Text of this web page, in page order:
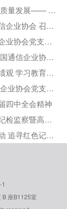
深学笃行习近平党建思想 党建领航协会高质量发展—— 中国通信企业协会召开专题学习...
深化党业融合树立正确政绩观——中国通信企业协会 召开树立践行正确政绩观专题学习研讨会
感悟科技伟力，砥砺初心使命—中国通信企业协会党支部开展主题党日活动
深学细悟两会精神 凝聚奋进磅礴力量—中国通信企业协会党支部召开专题会学习全国两会精神
中国通信企业协会召开树立和践行正确政绩观 学习教育动员部署大会
探寻文明足迹 健行赋能担当——中国通信企业协会党支部开展主题党日活动
四中全会精神
中国通信企业协会召开信息通信行业党建纪检监察暨高质量发展工作座谈会
中国通信企业协会党支部开展主题党日活动 追寻红色记忆 感悟廉洁文化
B 座B1125室